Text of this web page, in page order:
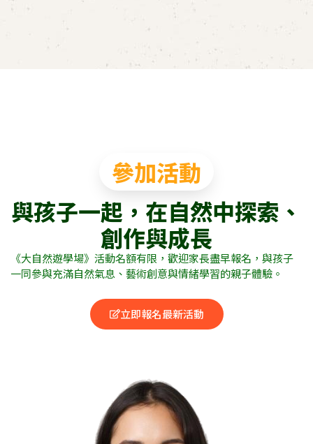
參加活動
與孩子一起，在自然中探索、
創作與成長
《大自然遊學場》活動名額有限，歡迎家長盡早報名，與孩子
一同參與充滿自然氣息、藝術創意與情緒學習的親子體驗。
立即報名最新活動